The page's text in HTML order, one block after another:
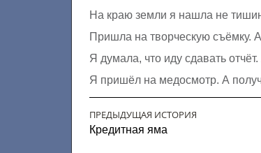
На краю земли я нашла не
Пришла на творческую съёмку.
Я думала, что иду сдавать
Я пришёл на медосмотр. А
ПРЕДЫДУЩАЯ ИСТОРИЯ
Кредитная яма